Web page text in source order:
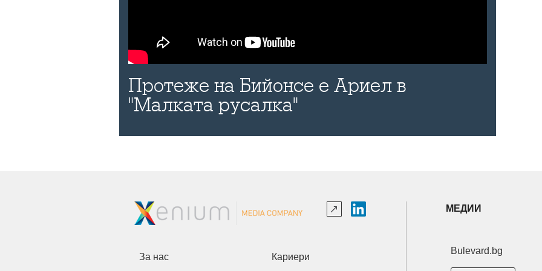
Протеже на Бийонсе е Ариел в
"Малката русалка"
За нас Кариери
МЕДИИ
Bulevard.bg